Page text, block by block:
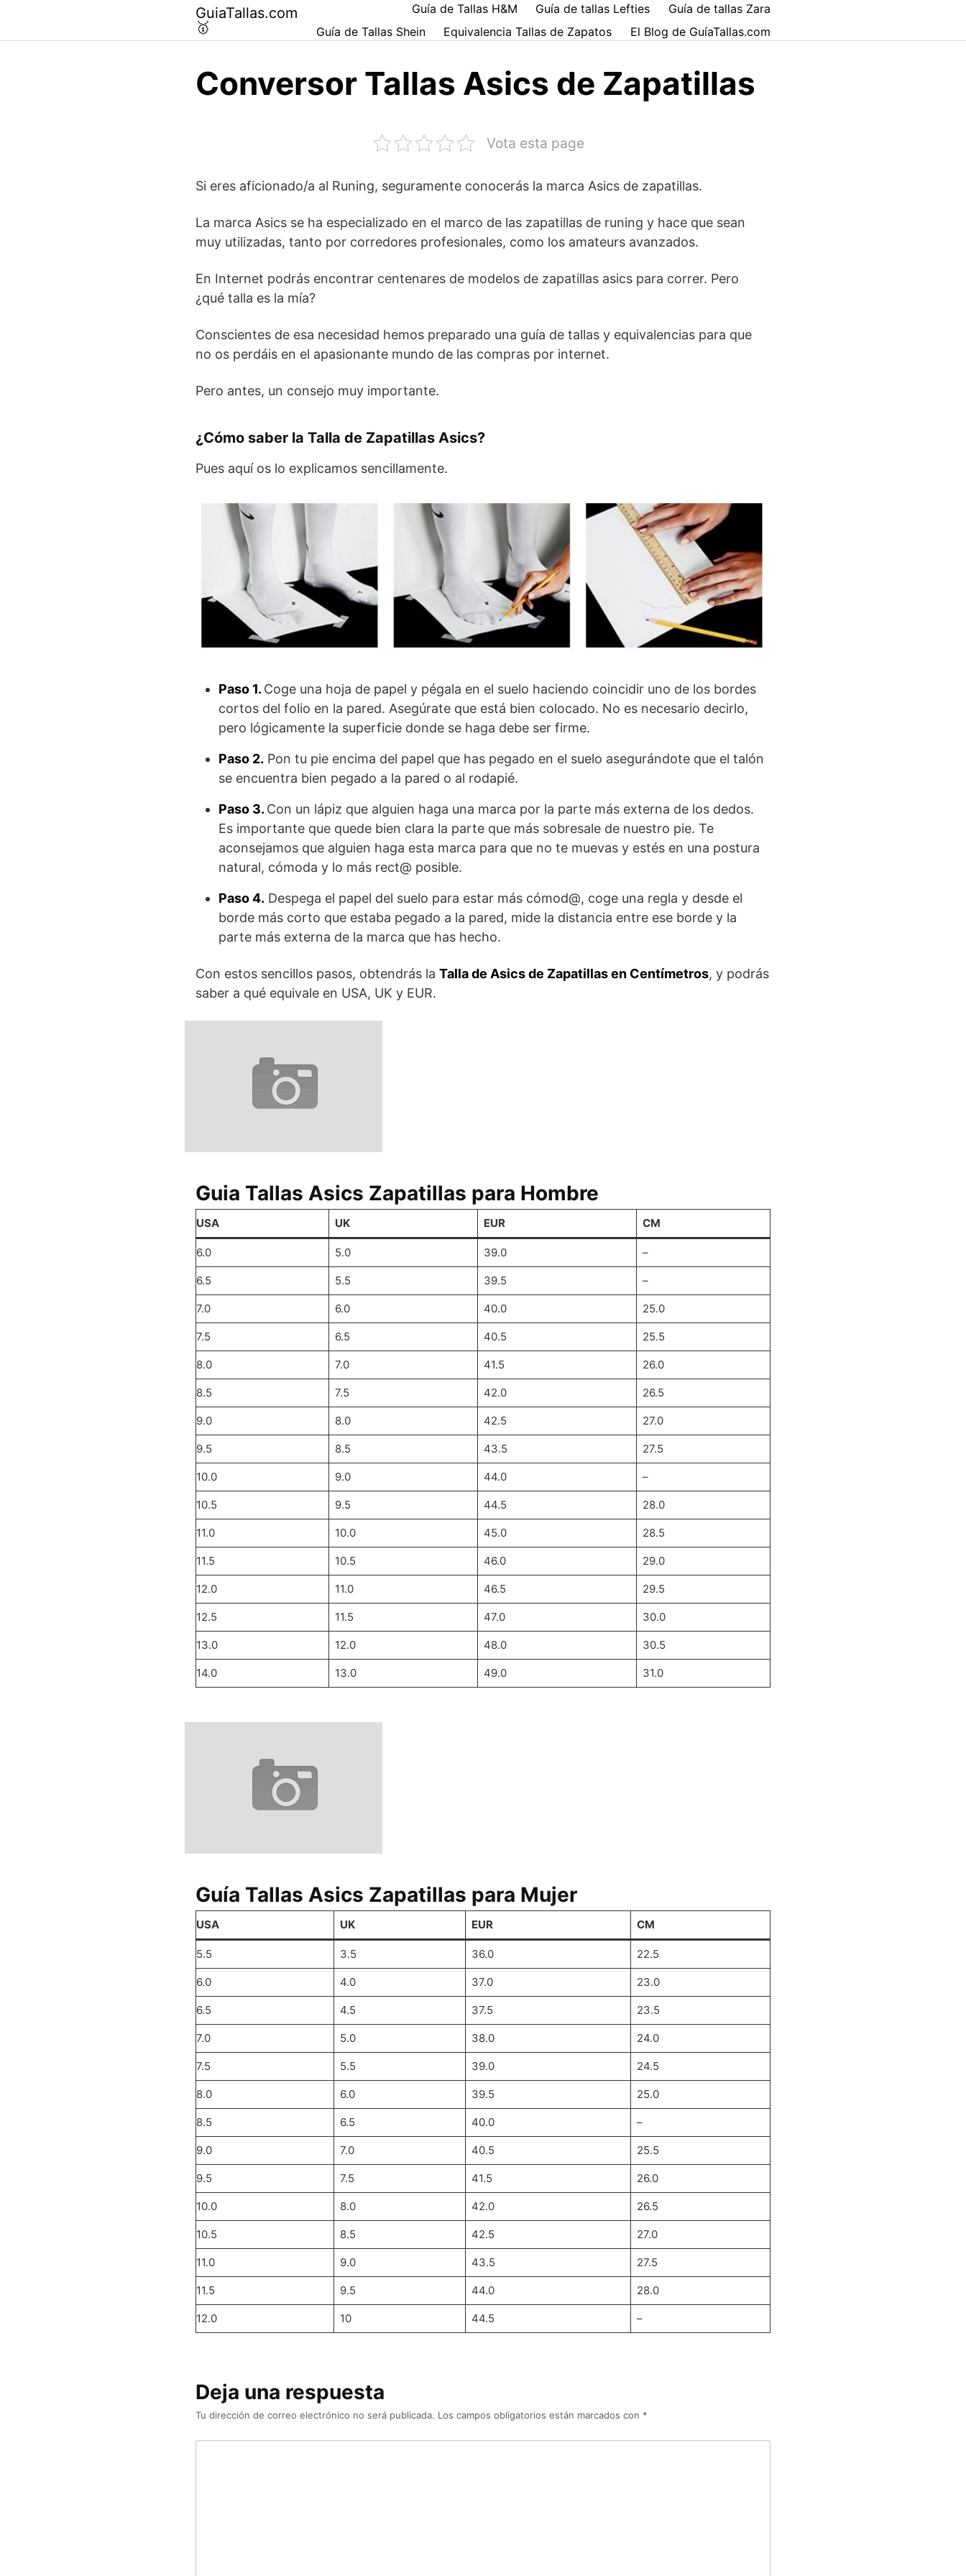
contenido
GuiaTallas.com
🥇
Guía de Tallas H&M Guía de tallas Lefties
Guía de tallas Zara
Guía de Tallas Shein
Equivalencia Tallas de Zapatos El Blog de GuíaTallas.com
Conversor Tallas Asics de Zapatillas
Vota esta page
Si eres aficionado/a al Runing, seguramente conocerás la marca Asics de zapatillas.
La marca Asics se ha especializado en el marco de las zapatillas de runing y hace que sean
muy utilizadas, tanto por corredores profesionales, como los amateurs avanzados.
En Internet podrás encontrar centenares de modelos de zapatillas asics para correr. Pero
¿qué talla es la mía?
Conscientes de esa necesidad hemos preparado una guía de tallas y equivalencias para que
no os perdáis en el apasionante mundo de las compras por internet.
Pero antes, un consejo muy importante.
¿Cómo saber la Talla de Zapatillas Asics?
Pues aquí os lo explicamos sencillamente.
Paso 1. Coge una hoja de papel y pégala en el suelo haciendo coincidir uno de los bordes
cortos del folio en la pared. Asegúrate que está bien colocado. No es necesario decirlo,
pero lógicamente la superficie donde se haga debe ser firme.
Paso 2. Pon tu pie encima del papel que has pegado en el suelo asegurándote que el talón
se encuentra bien pegado a la pared o al rodapié.
Paso 3. Con un lápiz que alguien haga una marca por la parte más externa de los dedos.
Es importante que quede bien clara la parte que más sobresale de nuestro pie. Te
aconsejamos que alguien haga esta marca para que no te muevas y estés en una postura
natural, cómoda y lo más rect@ posible.
Paso 4. Despega el papel del suelo para estar más cómod@, coge una regla y desde el
borde más corto que estaba pegado a la pared, mide la distancia entre ese borde y la
parte más externa de la marca que has hecho.
Con estos sencillos pasos, obtendrás la Talla de Asics de Zapatillas en Centímetros, y podrás
saber a qué equivale en USA, UK y EUR.
Guia Tallas Asics Zapatillas para Hombre
USA UK EUR CM
6.0 5.0 39.0 –
6.5 5.5 39.5 –
7.0 6.0 40.0 25.0
7.5 6.5 40.5 25.5
8.0 7.0 41.5 26.0
8.5 7.5 42.0 26.5
9.0 8.0 42.5 27.0
9.5 8.5 43.5 27.5
10.0 9.0 44.0 –
10.5 9.5 44.5 28.0
11.0 10.0 45.0 28.5
11.5 10.5 46.0 29.0
12.0 11.0 46.5 29.5
12.5 11.5 47.0 30.0
13.0 12.0 48.0 30.5
14.0 13.0 49.0 31.0
Guía Tallas Asics Zapatillas para Mujer
USA UK EUR CM
5.5 3.5 36.0 22.5
6.0 4.0 37.0 23.0
6.5 4.5 37.5 23.5
7.0 5.0 38.0 24.0
7.5 5.5 39.0 24.5
8.0 6.0 39.5 25.0
8.5 6.5 40.0 –
9.0 7.0 40.5 25.5
9.5 7.5 41.5 26.0
10.0 8.0 42.0 26.5
10.5 8.5 42.5 27.0
11.0 9.0 43.5 27.5
11.5 9.5 44.0 28.0
12.0 10 44.5 –
Deja una respuesta
Tu dirección de correo electrónico no será publicada. Los campos obligatorios están marcados con *